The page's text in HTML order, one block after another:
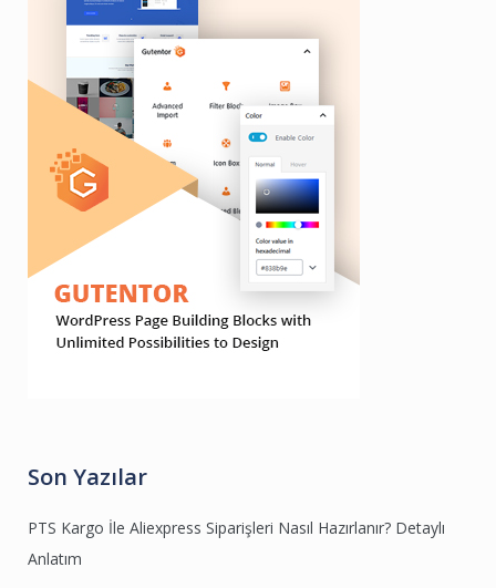
Son Yazılar
PTS Kargo İle Aliexpress Siparişleri Nasıl Hazırlanır? Detaylı
Anlatım